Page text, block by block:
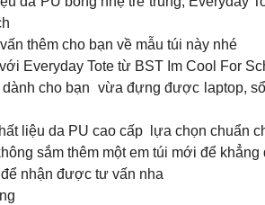
thêm cho bạn về mẫu túi này nhé
Everyday Tote từ BST Im Cool For
cho bạn vừa đựng được laptop,
liệu da PU cao cấp lựa chọn chuẩn
sắm thêm một em túi mới để khẳng
nhận được tư vấn nha